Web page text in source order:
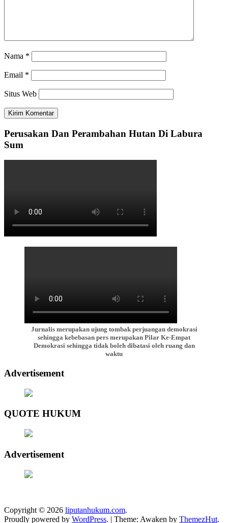
Nama *
Email *
Situs Web
Perusakan Dan Perambahan Hutan Di Labura
Sum
Jurnalis merupakan ujung tombak perjuangan demokrasi
sehingga kebebasan pers merupakan Pilar Ke-Empat
Demokrasi sehingga tidak boleh dibatasi oleh ruang dan
waktu
Advertisement
QUOTE HUKUM
Advertisement
Copyright © 2026 liputanhukum.com.
Proudly powered by WordPress. | Theme: Awaken by ThemezHut.